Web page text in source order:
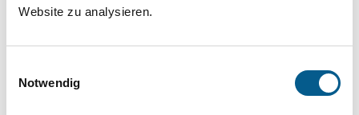
Website zu analysieren.
Notwendig
Kategorien verfeinert werden.